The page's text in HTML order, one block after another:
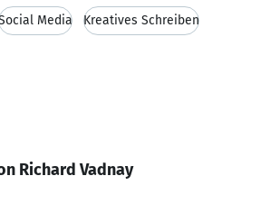
Media Kreatives Schreiben
Richard Vadnay